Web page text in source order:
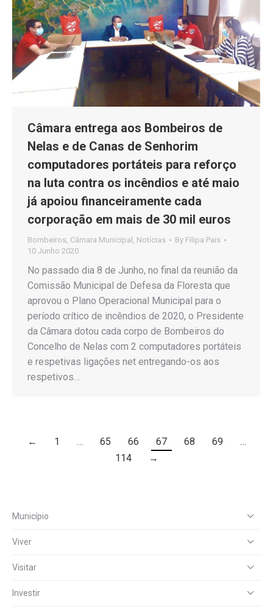
Câmara entrega aos Bombeiros de
Nelas e de Canas de Senhorim
computadores portáteis para reforço
na luta contra os incêndios e até maio
já apoiou financeiramente cada
corporação em mais de 30 mil euros
Bombeiros Câmara Municipal Notícias By Filipa Pais
10 Junho 2020
No passado dia 8 de Junho, no final da reunião da
Comissão Municipal de Defesa da Floresta que
aprovou o Plano Operacional Municipal para o
período crítico de incêndios de 2020, o Presidente
da Câmara dotou cada corpo de Bombeiros do
Concelho de Nelas com 2 computadores portáteis
e respetivas ligações net entregando-os aos
respetivos…
← 1 … 65 66 67 68 69
…
114
→
Município
Viver
Visitar
Investir